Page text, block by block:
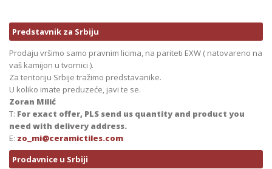
Predstavnik za Srbiju
Prodaju vršimo samo pravnim licima, na pariteti EXW ( natovareno na
vaš kamijon u tvornici ).
Za teritoriju Srbije tražimo predstavanike.
U koliko imate preduzeće, javi te se.
Zoran Milić
T: For exact offer, PLS send us quantity and product you
need with delivery address.
E: zo_mi@ceramictiles.com
Prodavnice u Srbiji